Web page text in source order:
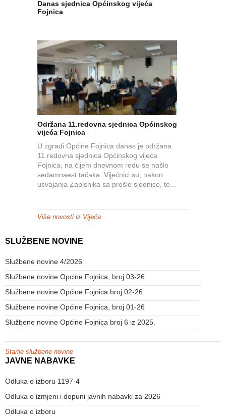
Danas sjednica Općinskog vijeća
Fojnica
Održana 11.redovna sjednica Općinskog
vijeća Fojnica
U zgradi Općine Fojnica danas je održana
11.redovna sjednica Općinskog vijeća
Fojnica, na čijem dnevnom redu se našlo
sedamnaest tačaka. Vijećnici su, nakon
usvajanja Zapisnika sa prošle sjednice, te...
Više novosti iz Vijeća
SLUŽBENE NOVINE
Službene novine 4/2026
Službene novine Opcine Fojnica, broj 03-26
Službene novine Općine Fojnica broj 02-26
Službene novine Općine Fojnica, broj 01-26
Službene novine Općine Fojnica broj 6 iz 2025.
Starije službene novine
JAVNE NABAVKE
Odluka o izboru 1197-4
Odluka o izmjeni i dopuni javnih nabavki za 2026
Odluka o izboru